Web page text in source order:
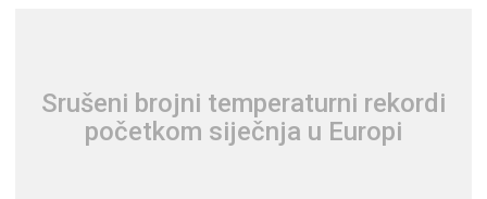
Srušeni brojni temperaturni rekordi
početkom siječnja u Europi